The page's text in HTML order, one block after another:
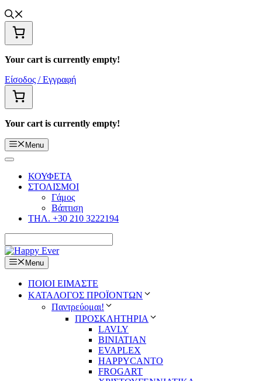
Your cart is currently empty!
Είσοδος / Εγγραφή
Your cart is currently empty!
Menu
ΚΟΥΦΕΤΑ
ΣΤΟΛΙΣΜΟΙ
Γάμος
Βάπτιση
ΤΗΛ. +30 210 3222194
Menu
ΠΟΙΟΙ ΕΙΜΑΣΤΕ
ΚΑΤΑΛΟΓΟΣ ΠΡΟΪΟΝΤΩΝ
Παντρεύομαι!
ΠΡΟΣΚΛΗΤΗΡΙΑ
LAVLY
BINIATIAN
EVAPLEX
HAPPYCANTO
FROGART